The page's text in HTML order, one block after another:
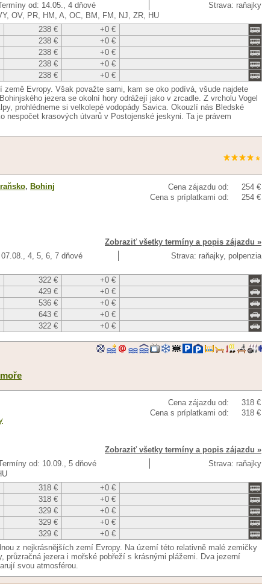
od: 14.05., 4 dňové
Strava: raňajky
OV, PR, HM, A, OC, BM, FM, NJ, ZR, HU
238 €
+0 €
238 €
+0 €
238 €
+0 €
238 €
+0 €
238 €
+0 €
Evropy. Však považte sami, kam se oko podívá, všude najdete
jezera se okolní hory odrážejí jako v zrcadle. Z vrcholu Vogel
prohlédneme si velkolepé vodopády Savica. Okouzlí nás Bledské
nespočet krasových útvarů v Postojenské jeskyni. Ta je právem
Cena zájazdu od:
254 €
Cena s príplatkami od:
254 €
, Bohinj
Zobraziť všetky termíny a popis zájazdu »
4, 5, 6, 7 dňové Strava: raňajky, polpenzia
322 €
+0 €
429 €
+0 €
536 €
+0 €
643 €
+0 €
322 € +0 €
Cena zájazdu od:
318 €
Cena s príplatkami od:
318 €
Zobraziť všetky termíny a popis zájazdu »
od: 10.09., 5 dňové
Strava: raňajky
318 €
+0 €
318 €
+0 €
329 €
+0 €
329 €
+0 €
329 €
+0 €
z nejkrásnějších zemí Evropy. Na území této relativně malé zemičky
průzračná jezera i mořské pobřeží s krásnými plážemi. Dva jezerní
svou atmosférou.